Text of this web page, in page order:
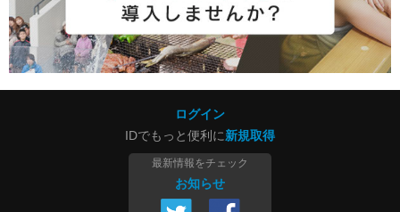
ログイン
IDでもっと便利に新規取得
最新情報をチェック
お知らせ